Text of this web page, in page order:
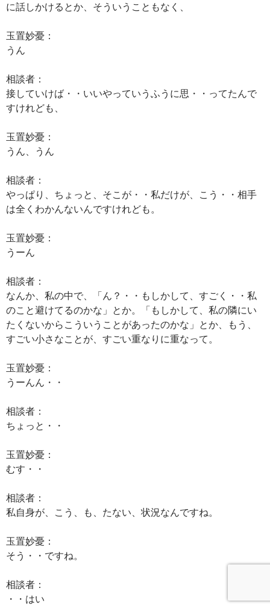
に話しかけるとか、そういうこともなく、
玉置妙憂：
うん
相談者：
接していけば・・いいやっていうふうに思・・ってたんで
すけれども、
玉置妙憂：
うん、うん
相談者：
やっぱり、ちょっと、そこが・・私だけが、こう・・相手
は全くわかんないんですけれども。
玉置妙憂：
うーん
相談者：
なんか、私の中で、「ん？・・もしかして、すごく・・私
のこと避けてるのかな」とか。「もしかして、私の隣にい
たくないからこういうことがあったのかな」とか、もう、
すごい小さなことが、すごい重なりに重なって。
玉置妙憂：
うーんん・・
相談者：
ちょっと・・
玉置妙憂：
むす・・
相談者：
私自身が、こう、も、たない、状況なんですね。
玉置妙憂：
そう・・ですね。
相談者：
・・はい